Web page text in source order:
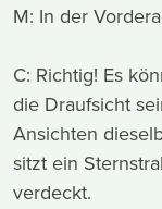
M: In der
C: Richtig! Es
die Draufsicht
Ansichten
sitzt ein
verdeckt.